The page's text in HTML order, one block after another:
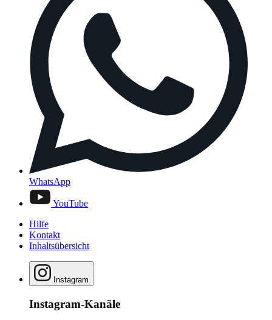
WhatsApp
YouTube
Hilfe
Kontakt
Inhaltsübersicht
Instagram
Instagram-Kanäle